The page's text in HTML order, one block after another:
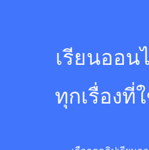
เรียนออน
ทุกเรื่องที่